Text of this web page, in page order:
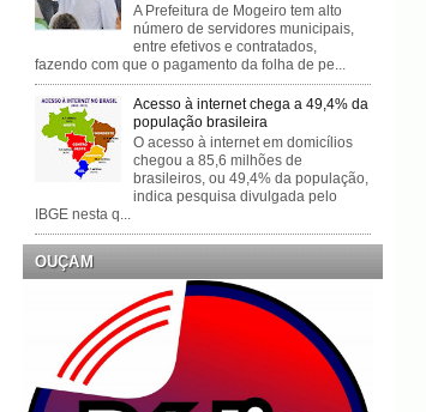
A Prefeitura de Mogeiro tem alto
número de servidores municipais,
entre efetivos e contratados,
fazendo com que o pagamento da folha de pe...
Acesso à internet chega a 49,4% da
população brasileira
O acesso à internet em domicílios
chegou a 85,6 milhões de
brasileiros, ou 49,4% da população,
indica pesquisa divulgada pelo
IBGE nesta q...
OUÇAM